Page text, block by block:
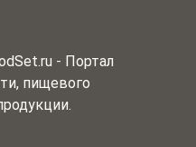
- Портал
пищевого